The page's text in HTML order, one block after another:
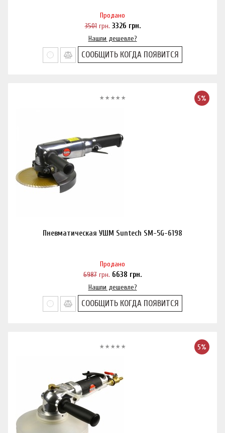
Продано
3501грн. 3326 грн.
Нашли дешевле?
СООБЩИТЬ КОГДА ПОЯВИТСЯ
5%
Пневматическая УШМ Suntech SM-5G-6198
Продано
6987 грн. 6638 грн.
Нашли дешевле?
СООБЩИТЬ КОГДА ПОЯВИТСЯ
5%